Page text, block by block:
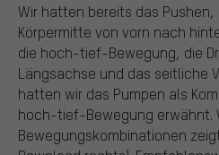
Wir hatten bereits das
Körpermitte von vorn nach
die hoch-tief-Bewegung, die
Längsachse und das seitliche
hatten wir das Pumpen als
hoch-tief-Bewegung erwähnt.
Bewegungskombinationen